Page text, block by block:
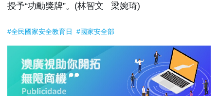
授予“功勳獎牌”。(林智文 梁婉琦)
#全民國家安全教育日 #國家安全部